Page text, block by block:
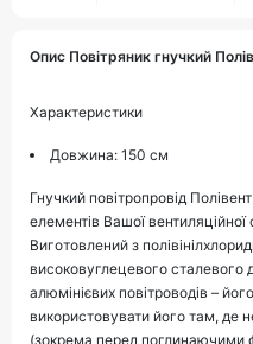
Опис Повітряник гнучкий
Характеристики
Довжина: 150 см
Гнучкий повітропровід
елементів Вашої
Виготовлений з
високовуглецевого сталевого
алюмінієвих повітроводів –
використовувати його там, де
(зокрема перед поглинаючими